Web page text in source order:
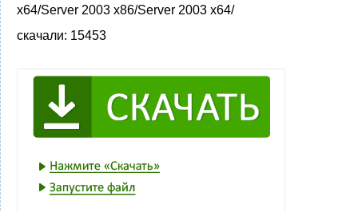
x64/Server 2003 x86/Server 2003 x64/
скачали: 15453